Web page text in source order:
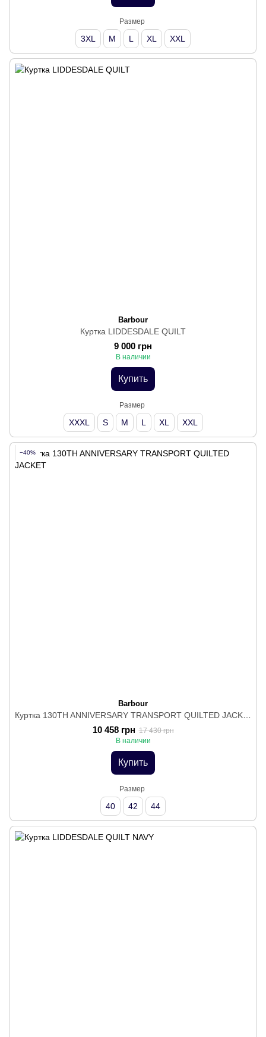
Размер
3XL M L XL XXL
Barbour
Куртка LIDDESDALE QUILT
9 000 грн
В наличии
Купить
Размер
XXXL S M L XL XXL
−40%
Barbour
10 458 грн 17 430 грн
В наличии
Купить
Размер
40 42 44